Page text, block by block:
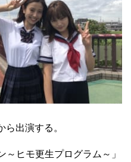
出演する。
ヒモ更生プログラム～」